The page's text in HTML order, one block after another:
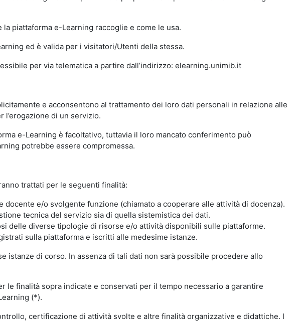
piattaforma e-Learning raccoglie e come le usa.
ed è valida per i visitatori/Utenti della stessa.
per via telematica a partire dall’indirizzo: elearning.unimib.it
e acconsentono al trattamento dei loro dati personali in relazione alle
l’erogazione di un servizio.
e-Learning è facoltativo, tuttavia il loro mancato conferimento può
potrebbe essere compromessa.
trattati per le seguenti finalità:
e/o svolgente funzione (chiamato a cooperare alle attività di docenza).
tecnica del servizio sia di quella sistemistica dei dati.
delle diverse tipologie di risorse e/o attività disponibili sulle piattaforme.
sulla piattaforma e iscritti alle medesime istanze.
di corso. In assenza di tali dati non sarà possibile procedere allo
finalità sopra indicate e conservati per il tempo necessario a garantire
(*).
certificazione di attività svolte e altre finalità organizzative e didattiche. I